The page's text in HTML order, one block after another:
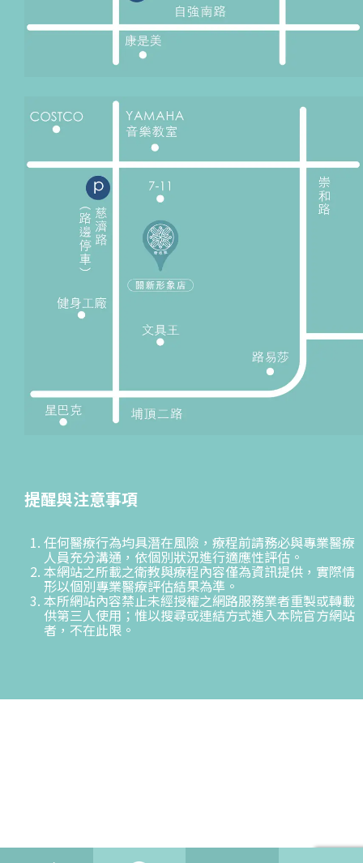
提醒與注意事項
任何醫療行為均具潛在風險，療程前請務必與專業醫療
人員充分溝通，依個別狀況進行適應性評估。
本網站之所載之衛教與療程內容僅為資訊提供，實際情
形以個別專業醫療評估結果為準。
本所網站內容禁止未經授權之網路服務業者重製或轉載
供第三人使用；惟以搜尋或連結方式進入本院官方網站
者，不在此限。